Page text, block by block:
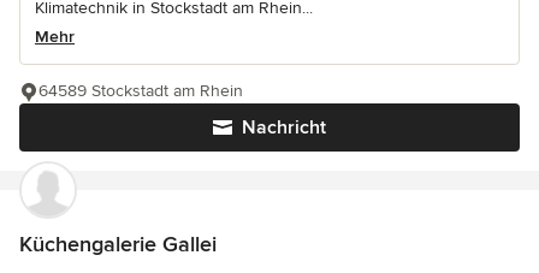
Klimatechnik in Stockstadt am Rhein...
Mehr
Nachricht
64589 Stockstadt am Rhein
Küchengalerie Gallei